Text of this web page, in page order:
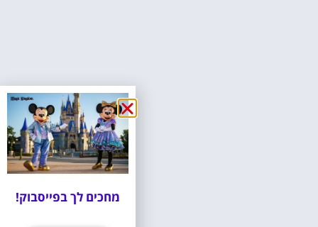
מחכים לך בפייסבוק!